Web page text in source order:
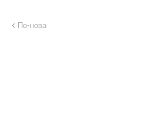
По-нова